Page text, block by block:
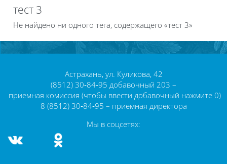
Блоки
тест 3
Не найдено ни одного тега, содержащего «тест 3»
Астрахань, ул. Куликова, 42
(8512) 30‑84‑95 добавочный 203 –
приемная комиссия (чтобы ввести добавочный нажмите 0)
8 (8512) 30‑84‑95 – приемная директора
Мы в соцсетях: